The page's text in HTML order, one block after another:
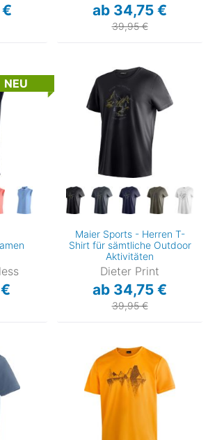
ab 34,75 €
39,95 €
NEU
Maier Sports - Herren T-
Shirt für sämtliche Outdoor
Aktivitäten
Dieter Print
ab 34,75 €
39,95 €